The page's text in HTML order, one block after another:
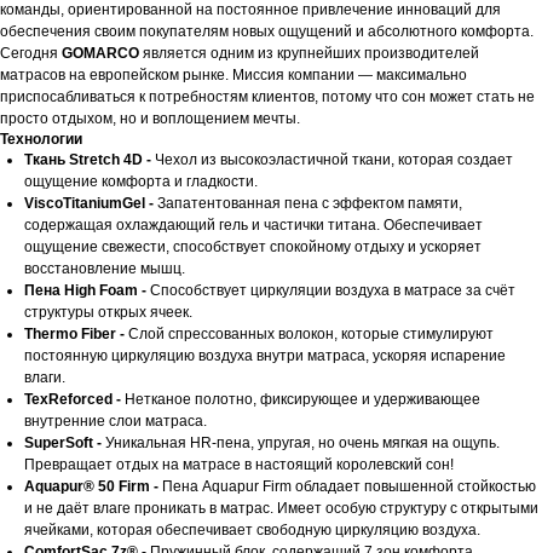
команды, ориентированной на постоянное привлечение инноваций для
обеспечения своим покупателям новых ощущений и абсолютного комфорта.
Сегодня GOMARCO является одним из крупнейших производителей
матрасов на европейском рынке. Миссия компании — максимально
приспосабливаться к потребностям клиентов, потому что сон может стать не
просто отдыхом, но и воплощением мечты.
Технологии
Ткань Stretch 4D - Чехол из высокоэластичной ткани, которая создает
ощущение комфорта и гладкости.
ViscoTitaniumGel - Запатентованная пена с эффектом памяти,
содержащая охлаждающий гель и частички титана. Обеспечивает
ощущение свежести, способствует спокойному отдыху и ускоряет
восстановление мышц.
Пена High Foam - Cпособствует циркуляции воздуха в матрасе за счёт
структуры открых ячеек.
Thermo Fiber - Слой спрессованных волокон, которые стимулируют
постоянную циркуляцию воздуха внутри матраса, ускоряя испарение
влаги.
TexReforced - Нетканое полотно, фиксирующее и удерживающее
внутренние слои матраса.
SuperSoft - Уникальная HR-пена, упругая, но очень мягкая на ощупь.
Превращает отдых на матрасе в настоящий королевский сон!
Aquapur® 50 Firm - Пена Aquapur Firm обладает повышенной стойкостью
и не даёт влаге проникать в матрас. Имеет особую структуру с открытыми
ячейками, которая обеспечивает свободную циркуляцию воздуха.